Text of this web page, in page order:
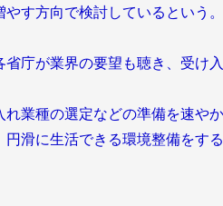
す方向で検討しているという。
庁が業界の要望も聴き、受け
業種の選定などの準備を速や
滑に生活できる環境整備をす